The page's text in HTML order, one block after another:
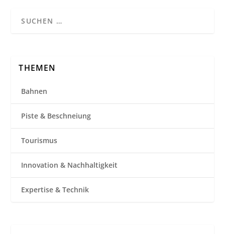
THEMEN
Bahnen
Piste & Beschneiung
Tourismus
Innovation & Nachhaltigkeit
Expertise & Technik